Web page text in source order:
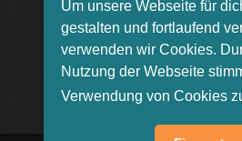
Um unsere Webseite für
gestalten und fortlaufend
verwenden wir Cookies.
Nutzung der Webseite
Verwendung von Cookies
Livestream
Bug melden
Rätsel des Tages